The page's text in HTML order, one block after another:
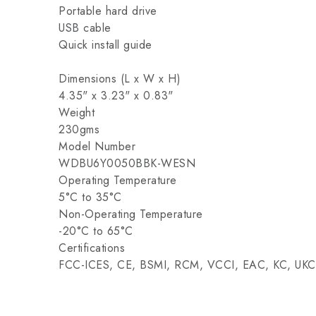
Portable hard drive
USB cable
Quick install guide
Dimensions (L x W x H)
4.35" x 3.23" x 0.83"
Weight
230gms
Model Number
WDBU6Y0050BBK-WESN
Operating Temperature
5°C to 35°C
Non-Operating Temperature
-20°C to 65°C
Certifications
FCC-ICES, CE, BSMI, RCM, VCCI, EAC, KC,